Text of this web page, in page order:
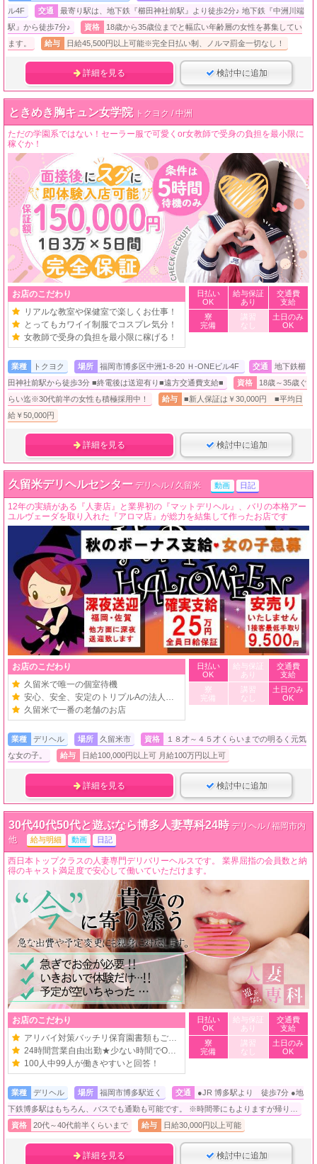
ル4F 交通
最寄り駅は、地下鉄『櫛田神社前駅』より徒歩2分♪ 地下鉄『中洲川端
駅』から徒歩7分♪
資格
18歳から35歳位までと幅広い年齢層の女性を募集してい
ます。
給与 日給45,500円以上可能※完全日払い制、ノルマ罰金一切なし！
詳細を見る 検討中に追加
ときめき胸キュン女学院 トクヨク / 中洲
ただの学園系ではない！セーラー服で可愛くor女教師で受身の負担を最小限に
稼ぐか！
お店のこだわり
リアルな教室や保健室で楽しくお仕事！
とってもカワイイ制服でコスプレ気分！
女教師で受身の負担を最小限に稼げる！
日払い
OK
給与保証
あり
交通費
支給
寮
完備
講習
なし
土日のみ
OK
業種 トクヨク 場所 福岡市博多区中洲1-8-20 Ｈ-ONEビル4F 交通
地下鉄櫛
田神社前駅から徒歩3分 ■終電後は送迎有り■遠方交通費支給■
資格
18歳～35歳ぐ
らい迄※30代前半の女性も積極採用中！
給与
■新人保証は￥30,000円 ■平均日
給￥50,000円
詳細を見る 検討中に追加
久留米デリヘルセンター デリヘル / 久留米 動画 日記
12年の実績がある『人妻店』と業界初の『マットデリヘル』、バリの本格アー
ユルヴェーダを取り入れた『アロマ店』が総力を結集して作ったお店です
お店のこだわり
久留米で唯一の個室待機
安心、安全、安定のトリプルAの法人経営。
久留米で一番の老舗のお店
日払い
OK
給与保証
あり
交通費
支給
寮
完備
講習
なし
土日のみ
OK
業種 デリヘル 場所 久留米市 資格
１８才～４５才くらいまでの明るく元気
な女の子。
給与 日給100,000円以上可 月給100万円以上可
詳細を見る 検討中に追加
30代40代50代と遊ぶなら博多人妻専科24時 デリヘル / 福岡市内
他
給与明細 動画 日記
西日本トップクラスの人妻専門デリバリーヘルスです。 業界屈指の会員数と納
得のキャスト満足度で安心して働いていただけます。
お店のこだわり
アリバイ対策バッチリ保育園書類もご用意！
24時間営業自由出勤★少ない時間でOK
100人中99人が働きやすいと回答！
日払い
OK
給与保証
あり
交通費
支給
寮
完備
講習
なし
土日のみ
OK
業種 デリヘル 場所 福岡市博多駅近く 交通
●JR 博多駅より 徒歩7分 ●地
下鉄博多駅はもちろん、バスでも通勤も可能です。 ※時間帯にもよりますが帰り…
資格
20代～40代前半くらいまで 給与 日給30,000円以上可能
詳細を見る 検討中に追加